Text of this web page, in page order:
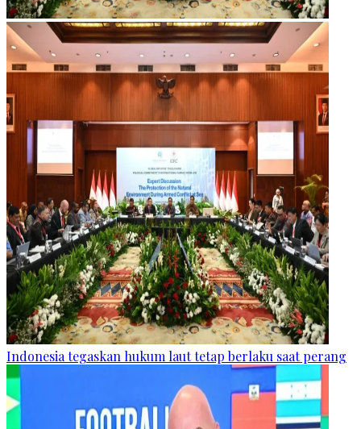
Indonesia tegaskan hukum laut tetap berlaku saat perang